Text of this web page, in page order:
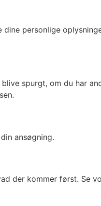
dine personlige
spurgt, om du har
ansøgning.
der kommer først. Se